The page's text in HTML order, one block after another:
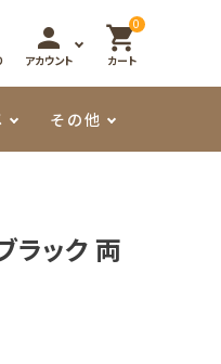
person
アカウント
0
shopping_cart
カート
その他
ラック 両